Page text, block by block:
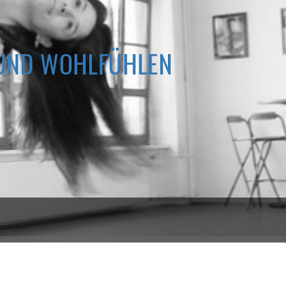
WOHLFÜHLEN